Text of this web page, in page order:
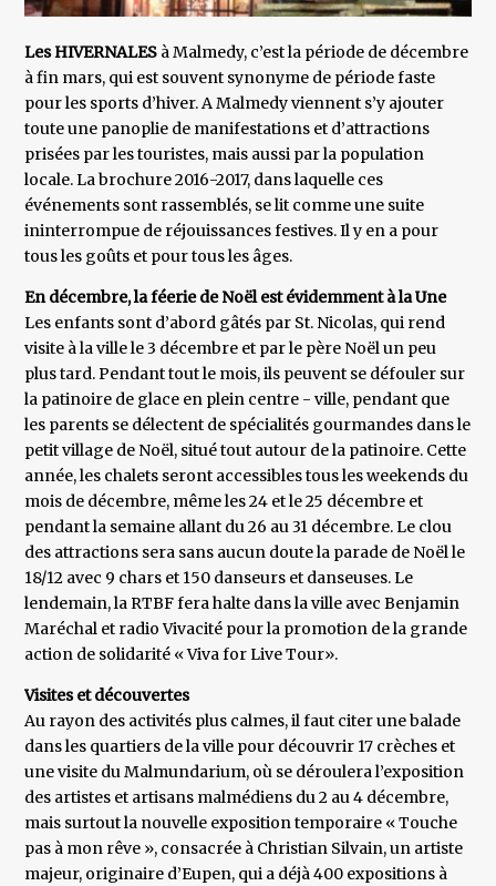
Les HIVERNALES à Malmedy, c’est la période de décembre
à fin mars, qui est souvent synonyme de période faste
pour les sports d’hiver. A Malmedy viennent s’y ajouter
toute une panoplie de manifestations et d’attractions
prisées par les touristes, mais aussi par la population
locale. La brochure 2016-2017, dans laquelle ces
événements sont rassemblés, se lit comme une suite
ininterrompue de réjouissances festives. Il y en a pour
tous les goûts et pour tous les âges.
En décembre, la féerie de Noël est évidemment à la Une
Les enfants sont d’abord gâtés par St. Nicolas, qui rend
visite à la ville le 3 décembre et par le père Noël un peu
plus tard. Pendant tout le mois, ils peuvent se défouler sur
la patinoire de glace en plein centre - ville, pendant que
les parents se délectent de spécialités gourmandes dans le
petit village de Noël, situé tout autour de la patinoire. Cette
année, les chalets seront accessibles tous les weekends du
mois de décembre, même les 24 et le 25 décembre et
pendant la semaine allant du 26 au 31 décembre. Le clou
des attractions sera sans aucun doute la parade de Noël le
18/12 avec 9 chars et 150 danseurs et danseuses. Le
lendemain, la RTBF fera halte dans la ville avec Benjamin
Maréchal et radio Vivacité pour la promotion de la grande
action de solidarité « Viva for Live Tour».
Visites et découvertes
Au rayon des activités plus calmes, il faut citer une balade
dans les quartiers de la ville pour découvrir 17 crèches et
une visite du Malmundarium, où se déroulera l’exposition
des artistes et artisans malmédiens du 2 au 4 décembre,
mais surtout la nouvelle exposition temporaire « Touche
pas à mon rêve », consacrée à Christian Silvain, un artiste
majeur, originaire d’Eupen, qui a déjà 400 expositions à